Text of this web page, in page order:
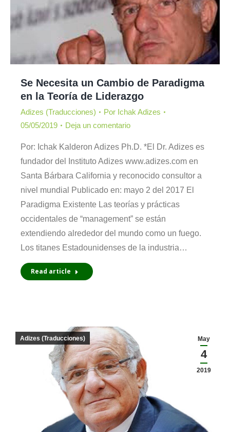
Se Necesita un Cambio de Paradigma
en la Teoría de Liderazgo
Adizes (Traducciones) Por Ichak Adizes
05/05/2019
Deja un comentario
Por: Ichak Kalderon Adizes Ph.D. *El Dr. Adizes es
fundador del Instituto Adizes www.adizes.com en
Santa Bárbara California y reconocido consultor a
nivel mundial Publicado en: mayo 2 del 2017 El
Paradigma Existente Las teorías y prácticas
occidentales de “management” se están
extendiendo alrededor del mundo como un fuego.
Los titanes Estadounidenses de la industria…
Read article
May
4
2019
Adizes (Traducciones)